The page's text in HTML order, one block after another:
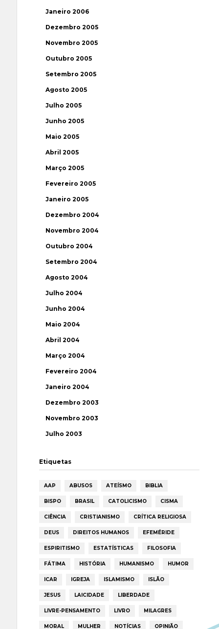
Janeiro 2006
Dezembro 2005
Novembro 2005
Outubro 2005
Setembro 2005
Agosto 2005
Julho 2005
Junho 2005
Maio 2005
Abril 2005
Março 2005
Fevereiro 2005
Janeiro 2005
Dezembro 2004
Novembro 2004
Outubro 2004
Setembro 2004
Agosto 2004
Julho 2004
Junho 2004
Maio 2004
Abril 2004
Março 2004
Fevereiro 2004
Janeiro 2004
Dezembro 2003
Novembro 2003
Julho 2003
Etiquetas
AAP ABUSOS ATEÍSMO BIBLIA
BISPO BRASIL CATOLICISMO CISMA
CIÊNCIA CRISTIANISMO CRÍTICA RELIGIOSA
DEUS DIREITOS HUMANOS EFEMÉRIDE
ESPIRITISMO ESTATÍSTICAS FILOSOFIA
FÁTIMA HISTÓRIA HUMANISMO HUMOR
ICAR IGREJA ISLAMISMO ISLÃO
JESUS LAICIDADE LIBERDADE
LIVRE-PENSAMENTO LIVRO MILAGRES
MORAL MULHER NOTÍCIAS OPINIÃO